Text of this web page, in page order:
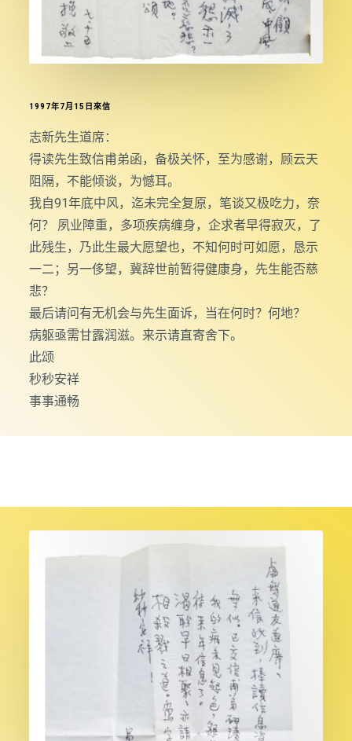
1997年7月15日來信
志新先生道席：
得读先生致信甫弟函，备极关怀，至为感谢，顾云天
阻隔，不能倾谈，为憾耳。
我自91年底中风，迄未完全复原，笔谈又极吃力，奈
何？ 夙业障重，多项疾病缠身，企求者早得寂灭，了
此残生，乃此生最大愿望也，不知何时可如愿，恳示
一二；另一侈望，冀辞世前暂得健康身，先生能否慈
悲？
最后请问有无机会与先生面诉，当在何时？何地？
病躯亟需甘露润滋。来示请直寄舍下。
此颂
秒秒安祥
事事通畅